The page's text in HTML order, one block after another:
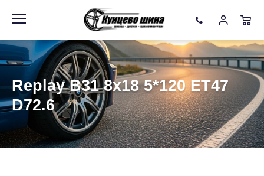
Replay B31 8x18 5*120 ET47
D72.6
Информация Фото товара